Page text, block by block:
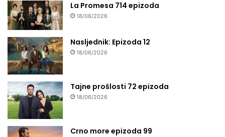
La Promesa 714 epizoda
18/06/2026
Nasljednik: Epizoda 12
18/06/2026
Tajne prošlosti 72 epizoda
18/06/2026
Crno more epizoda 99